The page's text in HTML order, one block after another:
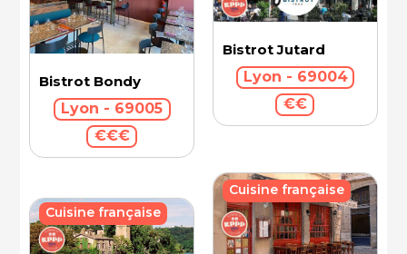
Bistrot Bondy
Lyon - 69005
€€€
Bistrot Jutard
Lyon - 69004
€€
Cuisine française
Cuisine française